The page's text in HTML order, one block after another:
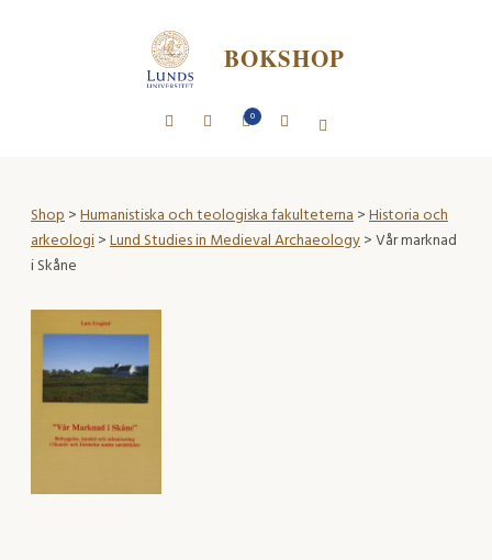
BOKSHOP
0
Shop>Humanistiska och teologiska fakulteterna>Historia och
arkeologi>Lund Studies in Medieval Archaeology> Vår marknad
i Skåne